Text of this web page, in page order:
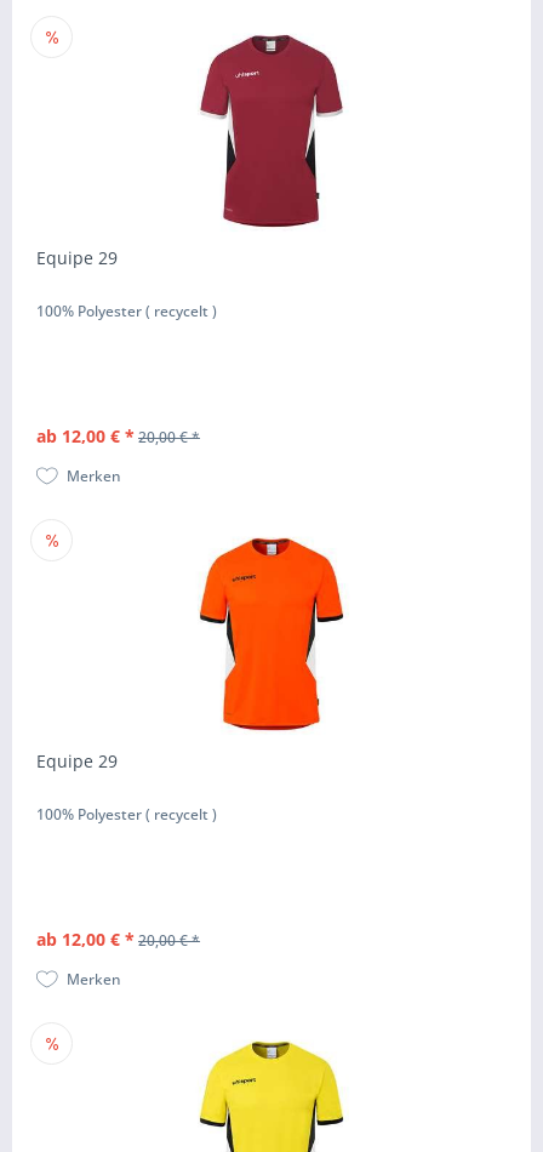
Equipe 29
100% Polyester ( recycelt )
ab 12,00 € * 20,00 € *
Merken
Equipe 29
100% Polyester ( recycelt )
ab 12,00 € * 20,00 € *
Merken